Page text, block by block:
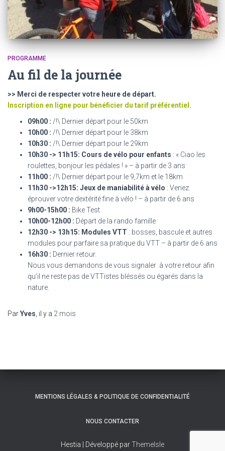
PROGRAMME
Au fil de la journée
>> Merci de respecter votre heure de départ.
Inscription en ligne pour bénéficier du tarif préférentiel.
09h00 : /!\ Dernier départ pour le 50km
10h00 : /!\ Dernier départ pour le 38km
10h30 : /!\ Dernier départ pour le 29km
10h30 -> 11h15: Cours de vélo pour enfants : « Ciao les
roulettes, bonjour les pédales ! » – à partir de 3 ans
11h00 : /!\ Dernier départ pour le 9,7km et le 18km
11h30 ->12h15: Jeux de maniabilité à vélo : Venez
éprouver votre dextérité fine à vélo ! – à partir de 6 ans
9h00-15h00 : Bike Test
10h00-12h00 : Départ de la rando famille
12h30 -> 13h15: Modules VTT : bosses, bascule et autres
modules pour parfaire sa pratique du VTT – à partir de 6 ans
16h30 : Dernier retour.
Nous vous demandons de vous signaler à votre retour afin
qu’il ne reste pas de VTTistes bléssés ou égarés dans la
nature.
ParYves , il y a 2 mois
MENTIONS LÉGALES & POLITIQUE DE CONFIDENTIALITÉ
NOUS CONTACTER
Hestia | Développé parThemeIsle